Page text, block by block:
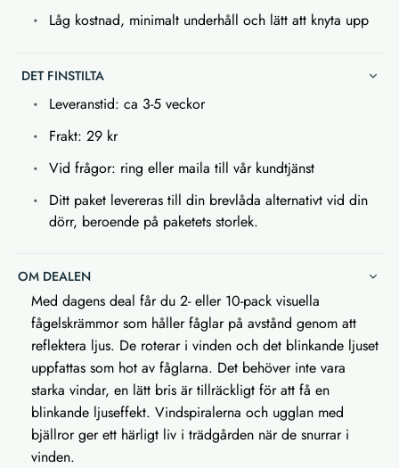
Låg kostnad, minimalt underhåll och lätt att knyta upp
DET FINSTILTA
Leveranstid: ca 3-5 veckor
Frakt: 29 kr
Vid frågor: ring eller maila till vår kundtjänst
Ditt paket levereras till din brevlåda alternativt vid din
dörr, beroende på paketets storlek.
OM DEALEN
Med dagens deal får du 2- eller 10-pack visuella
fågelskrämmor som håller fåglar på avstånd genom att
reflektera ljus. De roterar i vinden och det blinkande ljuset
uppfattas som hot av fåglarna. Det behöver inte vara
starka vindar, en lätt bris är tillräckligt för att få en
blinkande ljuseffekt. Vindspiralerna och ugglan med
bjällror ger ett härligt liv i trädgården när de snurrar i
vinden.